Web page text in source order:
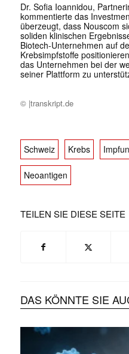
Dr. Sofia Ioannidou,
kommentierte das
überzeugt, dass Nouscom
soliden klinischen
Biotech-Unternehmen auf
Krebsimpfstoffe
das Unternehmen bei der
seiner Plattform zu
© |transkript.de
Schweiz Krebs
Neoantigen
TEILEN SIE DIESE SEITE
DAS KÖNNTE SIE